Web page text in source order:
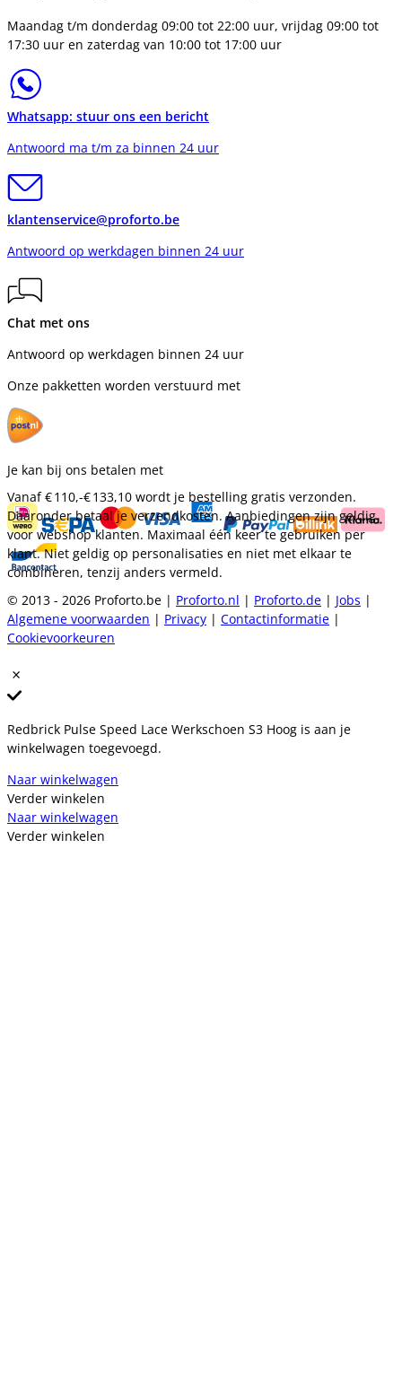
Maandag t/m donderdag 09:00 tot 22:00 uur, vrijdag 09:00 tot
17:30 uur en zaterdag van 10:00 tot 17:00 uur
Whatsapp: stuur ons een bericht
Antwoord ma t/m za binnen 24 uur
klantenservice@proforto.be
Antwoord op werkdagen binnen 24 uur
Chat met ons
Antwoord op werkdagen binnen 24 uur
Onze pakketten worden verstuurd met
Je kan bij ons betalen met
Vanaf€ 110,-€ 133,10 wordt je bestelling gratis verzonden.
Daaronder betaal je verzendkosten. Aanbiedingen zijn geldig
voor webshop klanten. Maximaal één keer te gebruiken per
klant. Niet geldig op personalisaties en niet met elkaar te
combineren, tenzij anders vermeld.
© 2013 - 2026 Proforto.be | Proforto.nl | Proforto.de | Jobs |
Algemene voorwaarden | Privacy | Contactinformatie |
Cookievoorkeuren
Redbrick Pulse Speed Lace Werkschoen S3 Hoog is aan je
winkelwagen toegevoegd.
Naar winkelwagen
Verder winkelen
Naar winkelwagen
Verder winkelen